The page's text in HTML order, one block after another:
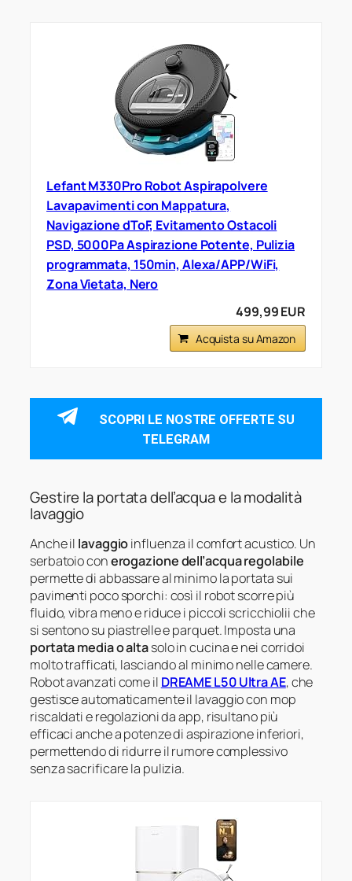
Lefant M330Pro Robot Aspirapolvere
Lavapavimenti con Mappatura,
Navigazione dToF, Evitamento Ostacoli
PSD, 5000Pa Aspirazione Potente, Pulizia
programmata, 150min, Alexa/APP/WiFi,
Zona Vietata, Nero
499,99 EUR
Acquista su Amazon
SCOPRI LE NOSTRE OFFERTE SU
TELEGRAM
Gestire la portata dell’acqua e la modalità
lavaggio
Anche il lavaggioinfluenza il comfort acustico. Un
serbatoio conerogazione dell’acqua regolabile
permette di abbassare al minimo la portata sui
pavimenti poco sporchi: così il robot scorre più
fluido, vibra meno e riduce i piccoli scricchiolii che
si sentono su piastrelle e parquet. Imposta una
portata media o altasolo in cucina e nei corridoi
molto trafficati, lasciando al minimo nelle camere.
Robot avanzati come il DREAME L50 Ultra AE, che
gestisce automaticamente il lavaggio con mop
riscaldati e regolazioni da app, risultano più
efficaci anche a potenze di aspirazione inferiori,
permettendo di ridurre il rumore complessivo
senza sacrificare la pulizia.